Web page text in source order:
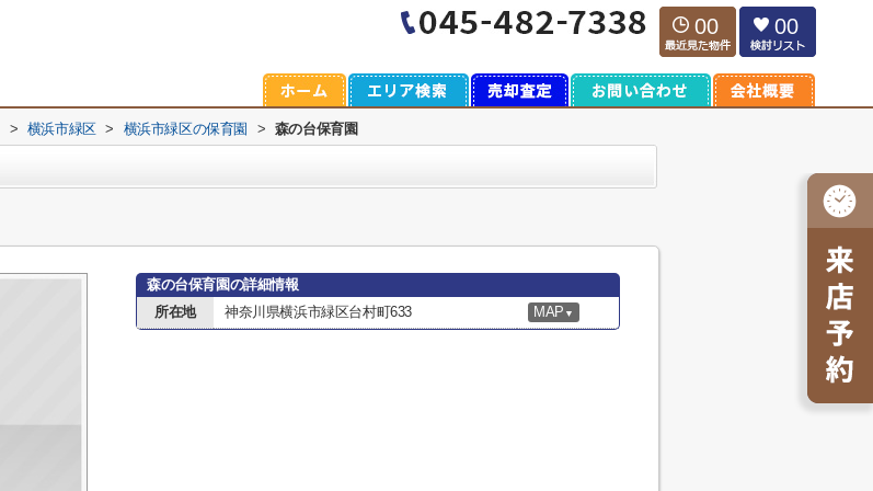
00 00
> 横浜市緑区 > 横浜市緑区の保育園 > 森の台保育園
森の台保育園の詳細情報
所在地
神奈川県横浜市緑区台村町633 MAP ▼